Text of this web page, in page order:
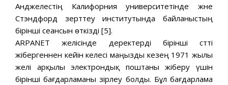
Анджелестің Калифорния университетінде және
Стэндфорд зерттеу институтында байланыстың
бірінші сеансын өткізді [5].
ARPANET желісінде деректерді бірінші сәтті
жібергеннен кейін келесі маңызды кезең 1971 жылы
желі арқылы электрондық поштаны жіберу үшін
бірінші бағдарламаны әзірлеу болды. Бұл бағдарлама